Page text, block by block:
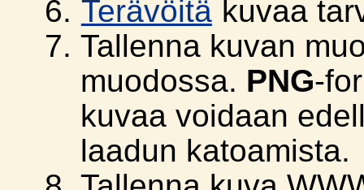
Terävöitä kuvaa
Tallenna kuvan
muodossa. PNG-
kuvaa voidaan
laadun katoamista.